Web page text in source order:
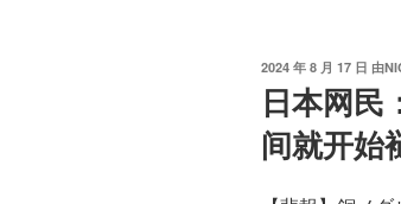
发
布
于
2024 年 8 月 17 日 由
日本网民
间就开始